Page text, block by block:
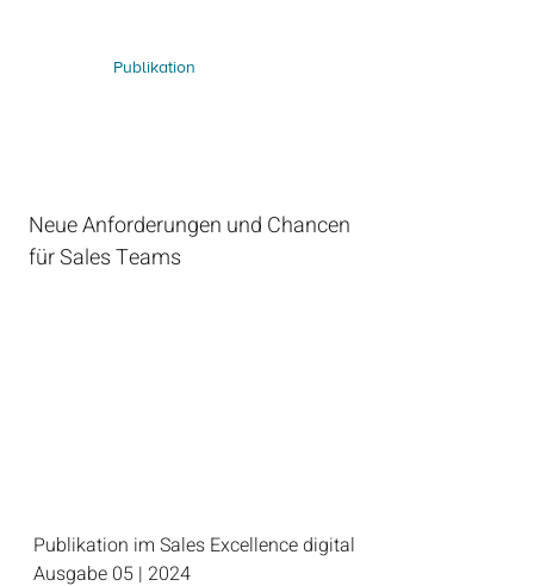
Publikation
Neue Anforderungen und Chancen
für Sales Teams
Publikation im Sales Excellence digital
Ausgabe 05 | 2024